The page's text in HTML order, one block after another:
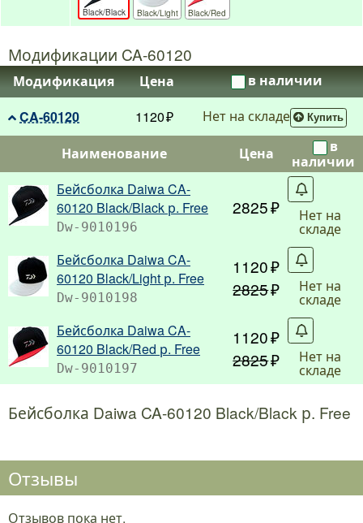
Black/Black Black/Light Black/Red
Модификации CA-60120
Модификация Цена
в наличии
CA-60120
1120 Нет на складе Купить
Наименование Цена
в
наличии
Бейсболка Daiwa CA-
60120 Black/Black р. Free
Dw-9010196
2825 Нет на
складе
Бейсболка Daiwa CA-
60120 Black/Light р. Free
Dw-9010198
1120
2825
Нет на
складе
Бейсболка Daiwa CA-
60120 Black/Red р. Free
Dw-9010197
1120
2825
Нет на
складе
Бейсболка Daiwa CA-60120 Black/Black р. Free
Отзывы
Отзывов пока нет.